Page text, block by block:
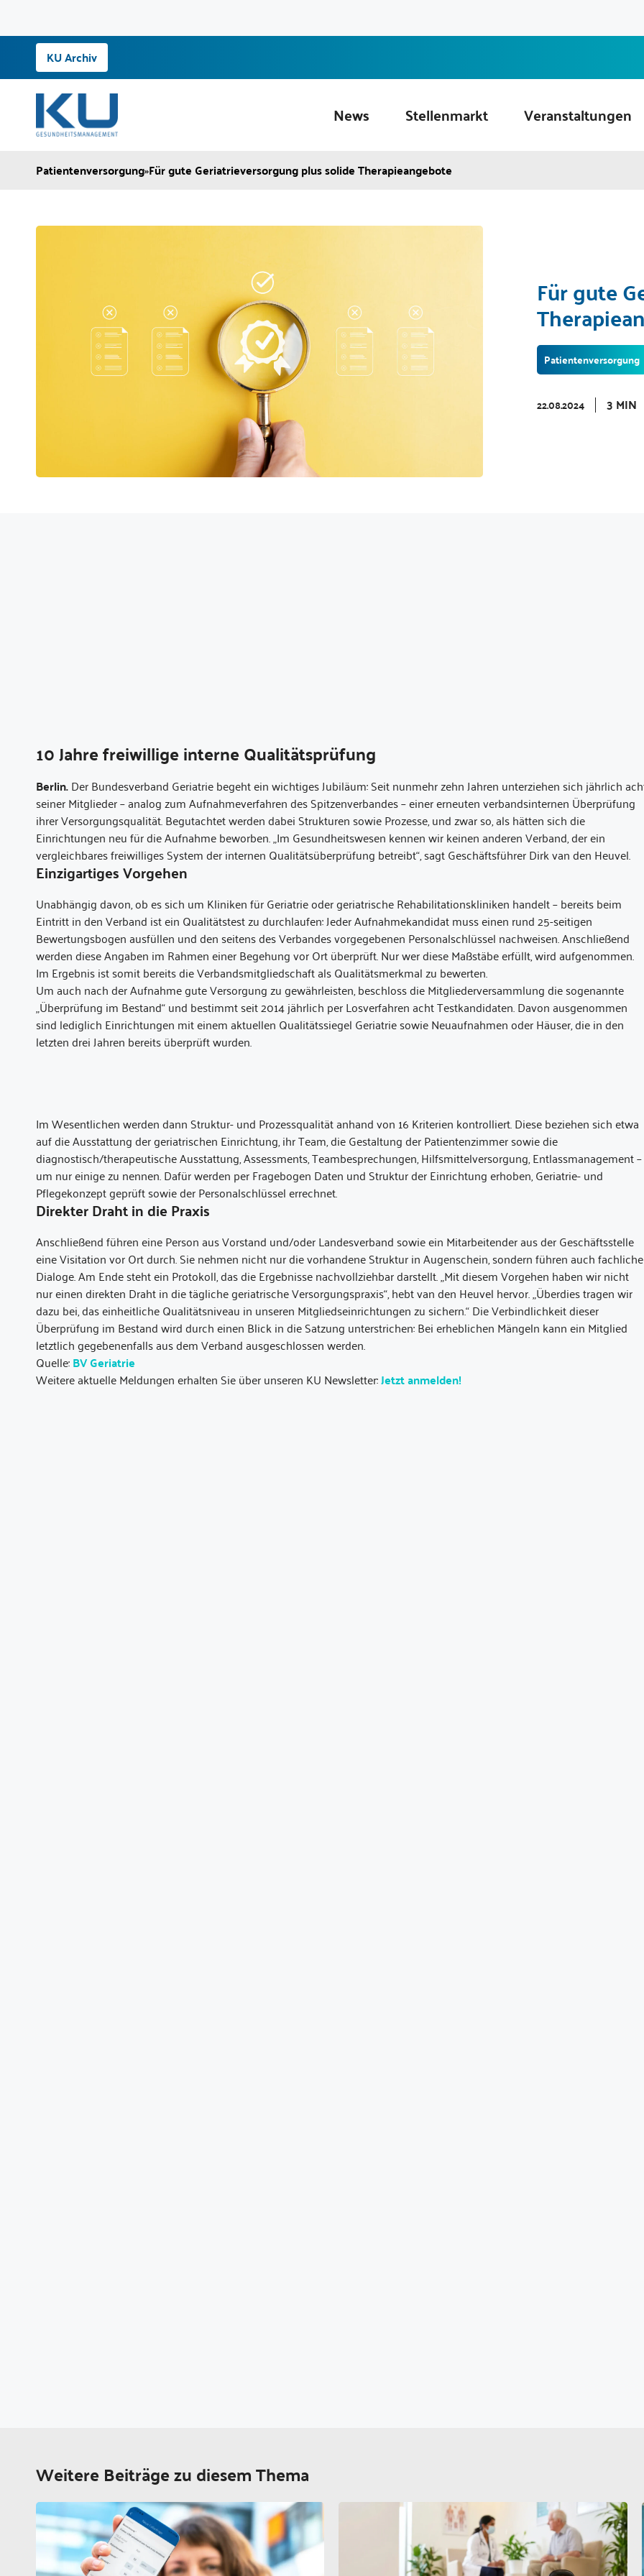
springen
KU Archiv
News Stellenmarkt Veranstaltungen
Patientenversorgung»Für gute Geriatrieversorgung plus solide Therapieangebote
Für gute
Patientenversorgung
22.08.2024 3 MIN
10 Jahre freiwillige interne Qualitätsprüfung
Berlin.Der Bundesverband Geriatrie begeht ein wichtiges Jubiläum: Seit nunmehr zehn Jahren unterziehen sich jährlich
seiner Mitglieder – analog zum Aufnahmeverfahren des Spitzenverbandes – einer erneuten verbandsinternen Überprüfung
ihrer Versorgungsqualität. Begutachtet werden dabei Strukturen sowie Prozesse, und zwar so, als hätten sich die
Einrichtungen neu für die Aufnahme beworben. „Im Gesundheitswesen kennen wir keinen anderen Verband, der ein
vergleichbares freiwilliges System der internen Qualitätsüberprüfung betreibt“, sagt Geschäftsführer Dirk van den Heuvel.
Einzigartiges Vorgehen
Unabhängig davon, ob es sich um Kliniken für Geriatrie oder geriatrische Rehabilitationskliniken handelt – bereits beim
Eintritt in den Verband ist ein Qualitätstest zu durchlaufen: Jeder Aufnahmekandidat muss einen rund 25-seitigen
Bewertungsbogen ausfüllen und den seitens des Verbandes vorgegebenen Personalschlüssel nachweisen. Anschließend
werden diese Angaben im Rahmen einer Begehung vor Ort überprüft. Nur wer diese Maßstäbe erfüllt, wird aufgenommen.
Im Ergebnis ist somit bereits die Verbandsmitgliedschaft als Qualitätsmerkmal zu bewerten.
Um auch nach der Aufnahme gute Versorgung zu gewährleisten, beschloss die Mitgliederversammlung die sogenannte
„Überprüfung im Bestand“ und bestimmt seit 2014 jährlich per Losverfahren acht Testkandidaten. Davon ausgenommen
sind lediglich Einrichtungen mit einem aktuellen Qualitätssiegel Geriatrie sowie Neuaufnahmen oder Häuser, die in den
letzten drei Jahren bereits überprüft wurden.
Im Wesentlichen werden dann Struktur- und Prozessqualität anhand von 16 Kriterien kontrolliert. Diese beziehen sich etwa
auf die Ausstattung der geriatrischen Einrichtung, ihr Team, die Gestaltung der Patientenzimmer sowie die
diagnostisch/therapeutische Ausstattung, Assessments, Teambesprechungen, Hilfsmittelversorgung, Entlassmanagement –
um nur einige zu nennen. Dafür werden per Fragebogen Daten und Struktur der Einrichtung erhoben, Geriatrie- und
Pflegekonzept geprüft sowie der Personalschlüssel errechnet.
Direkter Draht in die Praxis
Anschließend führen eine Person aus Vorstand und/oder Landesverband sowie ein Mitarbeitender aus der Geschäftsstelle
eine Visitation vor Ort durch. Sie nehmen nicht nur die vorhandene Struktur in Augenschein, sondern führen auch fachliche
Dialoge. Am Ende steht ein Protokoll, das die Ergebnisse nachvollziehbar darstellt. „Mit diesem Vorgehen haben wir nicht
nur einen direkten Draht in die tägliche geriatrische Versorgungspraxis“, hebt van den Heuvel hervor. „Überdies tragen wir
dazu bei, das einheitliche Qualitätsniveau in unseren Mitgliedseinrichtungen zu sichern.“ Die Verbindlichkeit dieser
Überprüfung im Bestand wird durch einen Blick in die Satzung unterstrichen: Bei erheblichen Mängeln kann ein Mitglied
letztlich gegebenenfalls aus dem Verband ausgeschlossen werden.
Quelle:BV Geriatrie
Weitere aktuelle Meldungen erhalten Sie über unseren KU Newsletter:Jetzt anmelden!
Weitere Beiträge zu diesem Thema